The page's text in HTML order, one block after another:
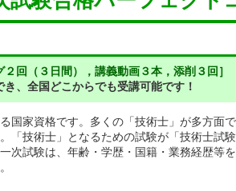
２回（３日間），講義動画３本，添削３回］
、全国どこからでも受講可能です！
国家資格です。多くの「技術士」が多方面
「技術士」となるための試験が「技術士試
次試験は、年齢・学歴・国籍・業務経歴等